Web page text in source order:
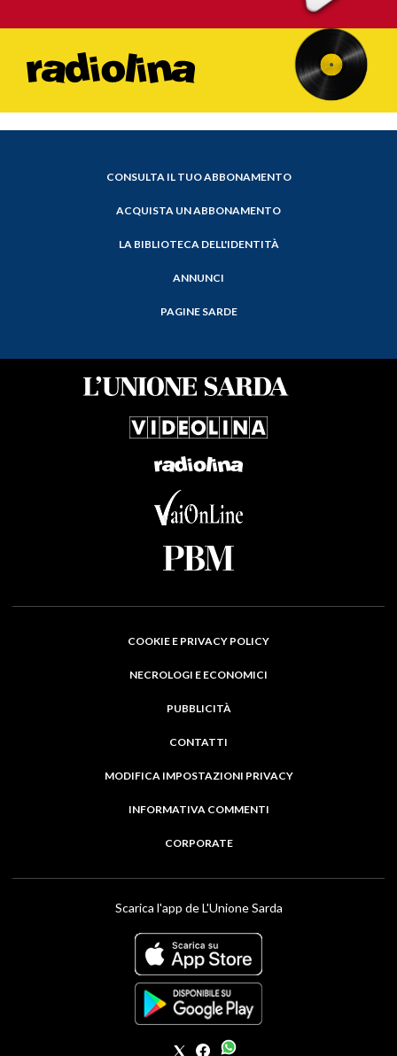
CONSULTA IL TUO ABBONAMENTO
ACQUISTA UN ABBONAMENTO
LA BIBLIOTECA DELL'IDENTITÀ
ANNUNCI
PAGINE SARDE
COOKIE E PRIVACY POLICY
NECROLOGI E ECONOMICI
PUBBLICITÀ
CONTATTI
MODIFICA IMPOSTAZIONI PRIVACY
INFORMATIVA COMMENTI
CORPORATE
Scarica l'app de L'Unione Sarda